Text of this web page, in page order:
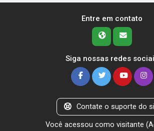
Entre em contato
Siga nossas redes
Contate o suporte do
Você acessou como visitante (